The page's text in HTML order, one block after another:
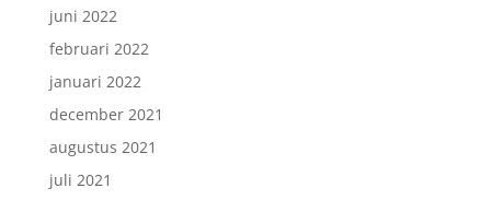
juni 2022
februari 2022
januari 2022
december 2021
augustus 2021
juli 2021